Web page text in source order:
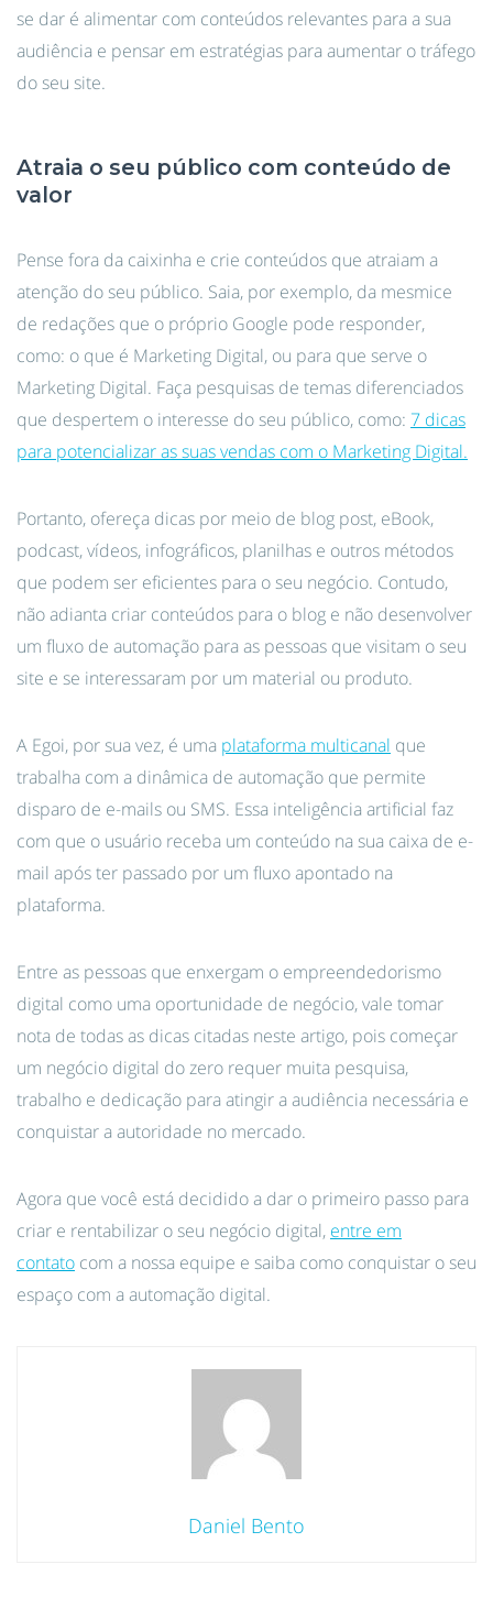
se dar é alimentar com conteúdos relevantes para a sua
audiência e pensar em estratégias para aumentar o tráfego
do seu site.
Atraia o seu público com conteúdo de
valor
Pense fora da caixinha e crie conteúdos que atraiam a
atenção do seu público. Saia, por exemplo, da mesmice
de redações que o próprio Google pode responder,
como: o que é Marketing Digital, ou para que serve o
Marketing Digital. Faça pesquisas de temas diferenciados
que despertem o interesse do seu público, como: 7 dicas
para potencializar as suas vendas com o Marketing Digital.
Portanto, ofereça dicas por meio de blog post, eBook,
podcast, vídeos, infográficos, planilhas e outros métodos
que podem ser eficientes para o seu negócio. Contudo,
não adianta criar conteúdos para o blog e não desenvolver
um fluxo de automação para as pessoas que visitam o seu
site e se interessaram por um material ou produto.
A Egoi, por sua vez, é uma plataforma multicanal que
trabalha com a dinâmica de automação que permite
disparo de e-mails ou SMS. Essa inteligência artificial faz
com que o usuário receba um conteúdo na sua caixa de e-
mail após ter passado por um fluxo apontado na
plataforma.
Entre as pessoas que enxergam o empreendedorismo
digital como uma oportunidade de negócio, vale tomar
nota de todas as dicas citadas neste artigo, pois começar
um negócio digital do zero requer muita pesquisa,
trabalho e dedicação para atingir a audiência necessária e
conquistar a autoridade no mercado.
Agora que você está decidido a dar o primeiro passo para
criar e rentabilizar o seu negócio digital, entre em
contato com a nossa equipe e saiba como conquistar o seu
espaço com a automação digital.
Daniel Bento